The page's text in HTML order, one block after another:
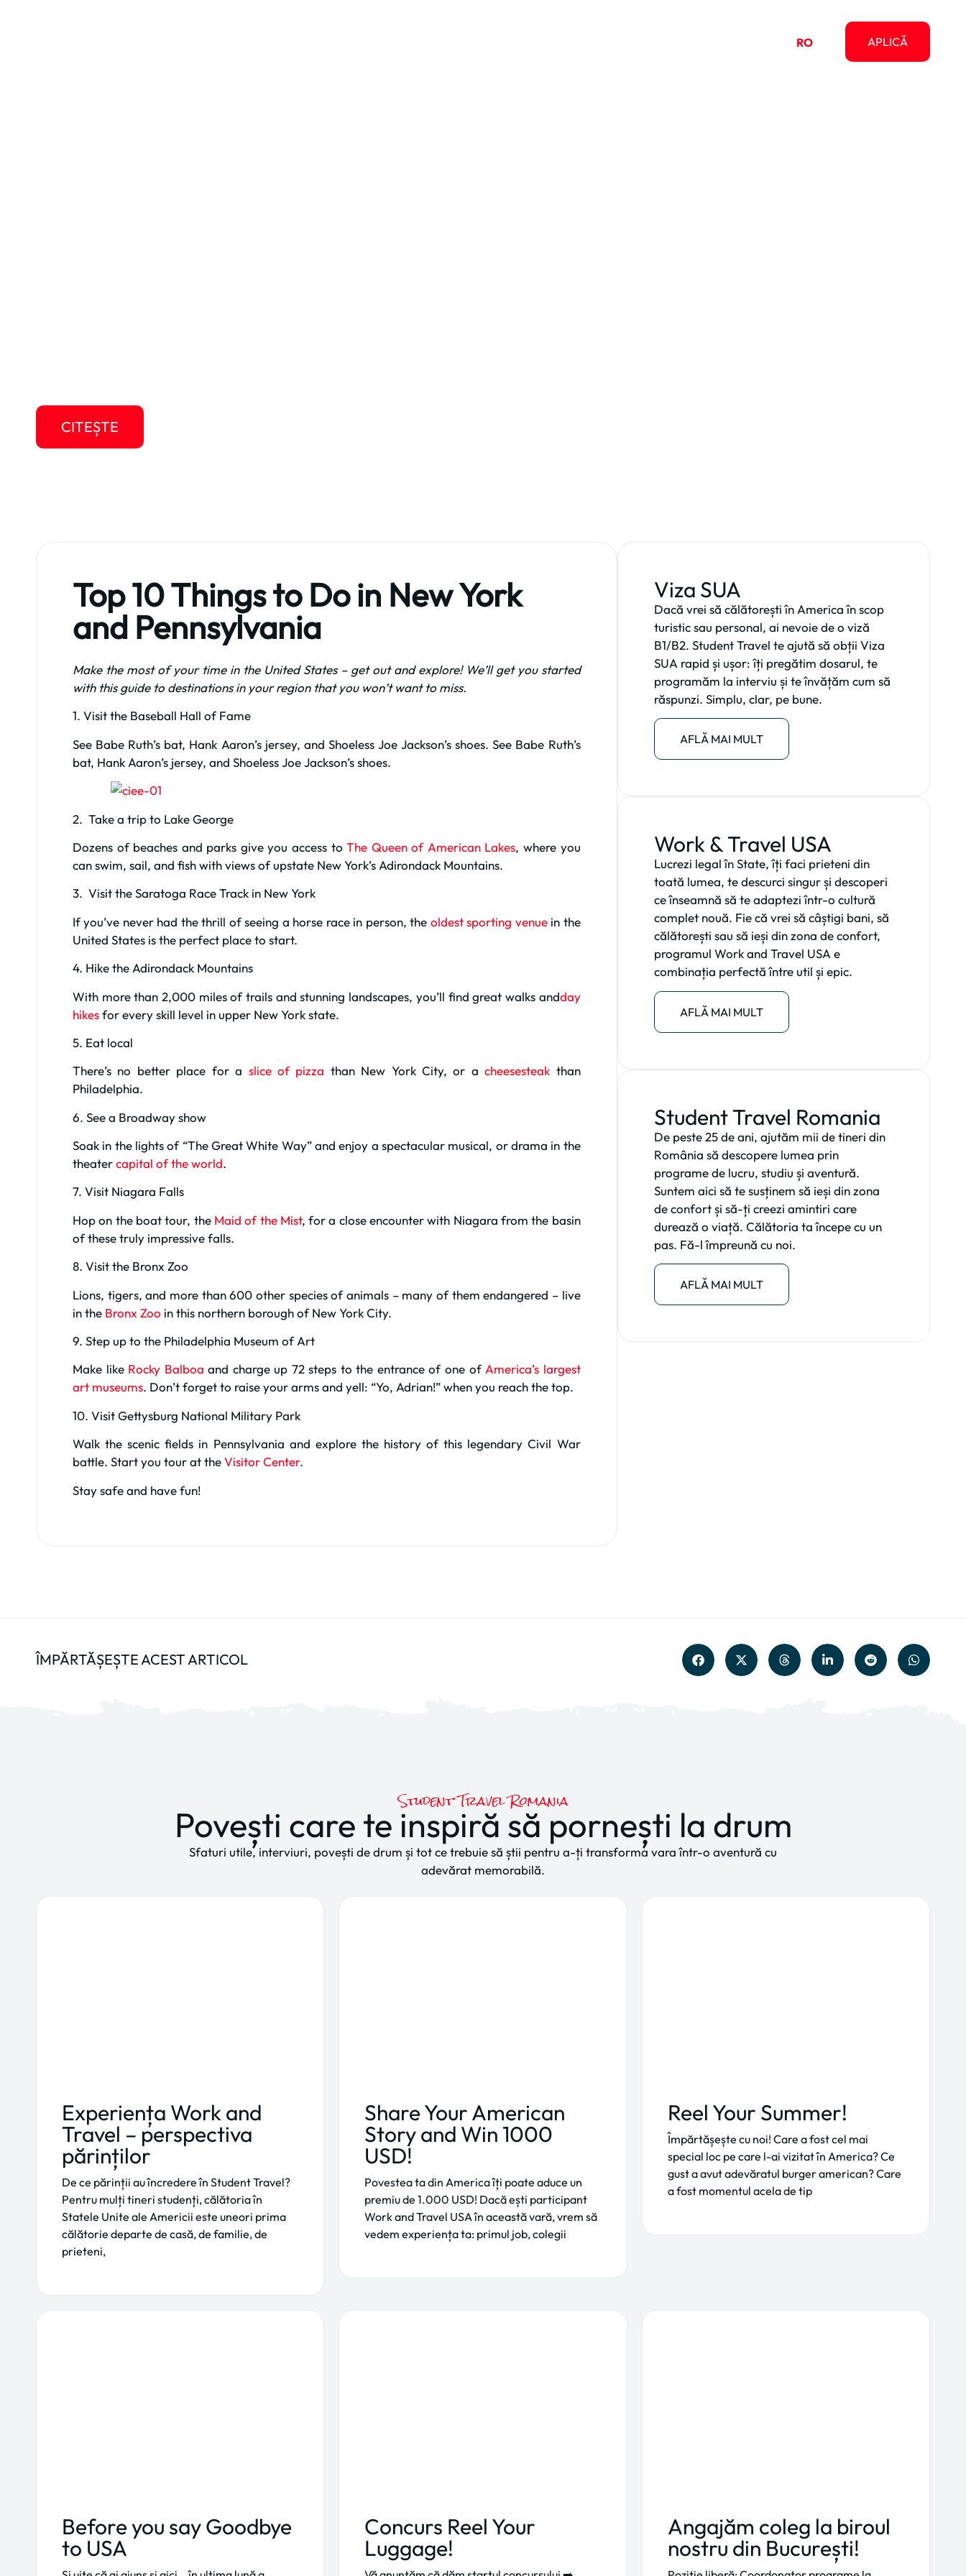
RO APLICĂ
CITEȘTE
Viza SUA
Dacă vrei să călătorești în America în scop
turistic sau personal, ai nevoie de o viză
B1/B2. Student Travel te ajută să obții Viza
SUA rapid și ușor: îți pregătim dosarul, te
programăm la interviu și te învățăm cum să
răspunzi. Simplu, clar, pe bune.
AFLĂ MAI MULT
Work & Travel USA
Lucrezi legal în State, îți faci prieteni din
toată lumea, te descurci singur și descoperi
ce înseamnă să te adaptezi într-o cultură
complet nouă. Fie că vrei să câștigi bani, să
călătorești sau să ieși din zona de confort,
programul Work and Travel USA e
combinația perfectă între util și epic.
AFLĂ MAI MULT
Student Travel Romania
De peste 25 de ani, ajutăm mii de tineri din
România să descopere lumea prin
programe de lucru, studiu și aventură.
Suntem aici să te susținem să ieși din zona
de confort și să-ți creezi amintiri care
durează o viață. Călătoria ta începe cu un
pas. Fă-l împreună cu noi.
AFLĂ MAI MULT
Top 10 Things to Do in New York
and Pennsylvania
Make the most of your time in the United States – get out and explore! We’ll get you started
with this guide to destinations in your region that you won’t want to miss.
1. Visit the Baseball Hall of Fame
See Babe Ruth’s bat, Hank Aaron’s jersey, and Shoeless Joe Jackson’s shoes. See Babe Ruth’s
bat, Hank Aaron’s jersey, and Shoeless Joe Jackson’s shoes.
2. Take a trip to Lake George
Dozens of beaches and parks give you access toThe Queen of American Lakes, where you
can swim, sail, and fish with views of upstate New York’s Adirondack Mountains.
3. Visit the Saratoga Race Track in New York
If you’ve never had the thrill of seeing a horse race in person, the oldest sporting venuein the
United States is the perfect place to start.
4. Hike the Adirondack Mountains
With more than 2,000 miles of trails and stunning landscapes, you’ll find great walks andday
hikesfor every skill level in upper New York state.
5. Eat local
There’s no better place for a slice of pizza than New York City, or acheesesteak than
Philadelphia.
6. See a Broadway show
Soak in the lights of “The Great White Way” and enjoy a spectacular musical, or drama in the
theatercapital of the world.
7. Visit Niagara Falls
Hop on the boat tour, the Maid of the Mist, for a close encounter with Niagara from the basin
of these truly impressive falls.
8. Visit the Bronx Zoo
Lions, tigers, and more than 600 other species of animals – many of them endangered – live
in the Bronx Zoo in this northern borough of New York City.
9. Step up to the Philadelphia Museum of Art
Make like Rocky Balboa and charge up 72 steps to the entrance of one ofAmerica’s largest
art museums. Don’t forget to raise your arms and yell: “Yo, Adrian!” when you reach the top.
10. Visit Gettysburg National Military Park
Walk the scenic fields in Pennsylvania and explore the history of this legendary Civil War
battle. Start you tour at theVisitor Center.
Stay safe and have fun!
ÎMPĂRTĂȘEȘTE ACEST ARTICOL
Student Travel Romania
Povești care te inspiră să pornești la drum
Sfaturi utile, interviuri, povești de drum și tot ce trebuie să știi pentru a-ți transforma vara într-o aventură cu
adevărat memorabilă.
Experiența Work and
Travel – perspectiva
părinților
De ce părinții au încredere în Student Travel?
Pentru mulți tineri studenți, călătoria în
Statele Unite ale Americii este uneori prima
călătorie departe de casă, de familie, de
prieteni,
Share Your American
Story and Win 1000
USD!
Povestea ta din America îți poate aduce un
premiu de 1.000 USD! Dacă ești participant
Work and Travel USA în această vară, vrem să
vedem experiența ta: primul job, colegii
Reel Your Summer!
Împărtășește cu noi! Care a fost cel mai
special loc pe care l-ai vizitat în America? Ce
gust a avut adevăratul burger american? Care
a fost momentul acela de tip
Before you say Goodbye
to USA
Concurs Reel Your
Luggage!
Angajăm coleg la biroul
nostru din București!